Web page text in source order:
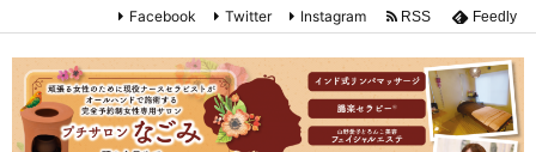
Facebook Twitter Instagram RSS Feedly